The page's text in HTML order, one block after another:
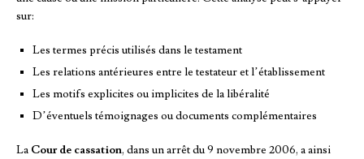
sur:
Les termes précis utilisés dans le testament
Les relations antérieures entre le testateur et l’établissement
Les motifs explicites ou implicites de la libéralité
D’éventuels témoignages ou documents complémentaires
La Cour de cassation, dans un arrêt du 9 novembre 2006, a ainsi